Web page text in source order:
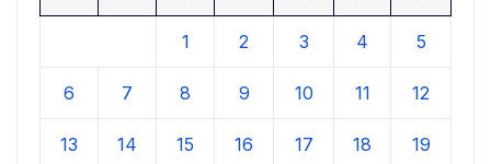
1 2 3 4 5
6 7 8 9 10 11 12
13 14 15 16 17 18 19